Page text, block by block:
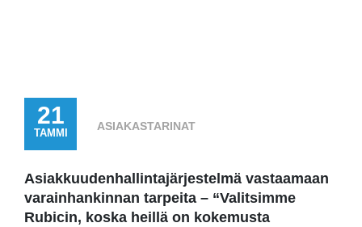
21
TAMMI
ASIAKASTARINAT
Asiakkuudenhallintajärjestelmä vastaamaan
varainhankinnan tarpeita – “Valitsimme
Rubicin, koska heillä on kokemusta